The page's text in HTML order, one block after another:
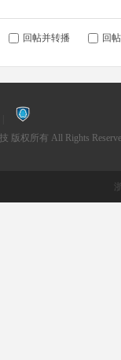
回帖并转播 回
版权所有 All Rights